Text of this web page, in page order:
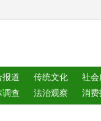
报道 传统文化
社会
调查 法治观察
消费